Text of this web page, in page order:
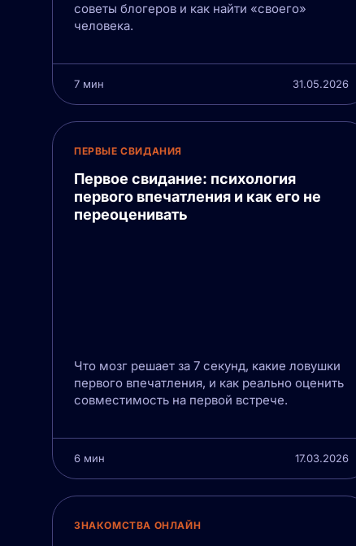
советы блогеров и как найти «своего»
человека.
7 мин 31.05.2026
ПЕРВЫЕ СВИДАНИЯ
Первое свидание: психология
первого впечатления и как его не
переоценивать
Что мозг решает за 7 секунд, какие ловушки
первого впечатления, и как реально оценить
совместимость на первой встрече.
6 мин 17.03.2026
ЗНАКОМСТВА ОНЛАЙН